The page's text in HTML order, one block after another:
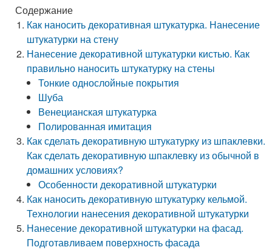
Содержание
Как наносить декоративная штукатурка. Нанесение
штукатурки на стену
Нанесение декоративной штукатурки кистью. Как
правильно наносить штукатурку на стены
Тонкие однослойные покрытия
Шуба
Венецианская штукатурка
Полированная имитация
Как сделать декоративную штукатурку из шпаклевки.
Как сделать декоративную шпаклевку из обычной в
домашних условиях?
Особенности декоративной штукатурки
Как наносить декоративную штукатурку кельмой.
Технологии нанесения декоративной штукатурки
Нанесение декоративной штукатурки на фасад.
Подготавливаем поверхность фасада